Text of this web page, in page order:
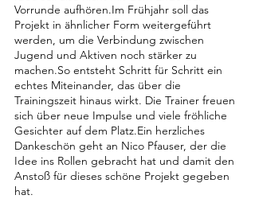
Vorrunde aufhören.Im Frühjahr soll das
Projekt in ähnlicher Form weitergeführt
werden, um die Verbindung zwischen
Jugend und Aktiven noch stärker zu
machen.So entsteht Schritt für Schritt ein
echtes Miteinander, das über die
Trainingszeit hinaus wirkt. Die Trainer freuen
sich über neue Impulse und viele fröhliche
Gesichter auf dem Platz.Ein herzliches
Dankeschön geht an Nico Pfauser, der die
Idee ins Rollen gebracht hat und damit den
Anstoß für dieses schöne Projekt gegeben
hat.